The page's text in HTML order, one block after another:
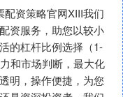
资策略官网XIII‌我们
资服务，助您以较小
的杠杆比例选择（1-
和市场判断，最大化
明，操作便捷，为您